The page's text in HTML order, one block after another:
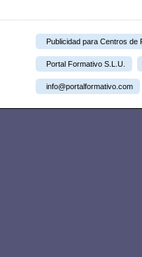
Publicidad para Centros de
Portal Formativo S.L.U.
info@portalformativo.com